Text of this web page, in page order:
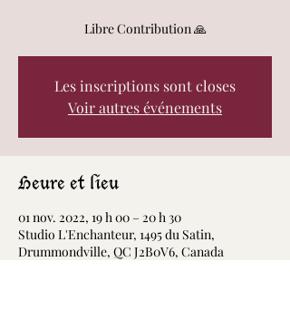
Libre Contribution 🙏
Les inscriptions sont closes
Voir autres événements
Heure et lieu
01 nov. 2022, 19 h 00 – 20 h 30
Studio L'Enchanteur, 1495 du Satin,
Drummondville, QC J2B0V6, Canada